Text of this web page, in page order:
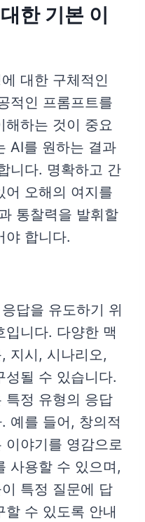
한 기본 이
대한 구체적인
적인 프롬프트를
해하는 것이 중요
AI를 원하는 결과
니다. 명확하고 간
어 오해의 여지를
통찰력을 발휘할
야 합니다.
답을 유도하기 위
니다. 다양한 맥
지시, 시나리오,
성될 수 있습니다.
특정 유형의 응답
예를 들어, 창의적
이야기를 영감으로
사용할 수 있으며,
특정 질문에 답
수 있도록 안내